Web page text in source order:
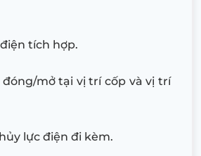
tích hợp.
mở tại vị trí cốp và vị trí
lực điện đi kèm.